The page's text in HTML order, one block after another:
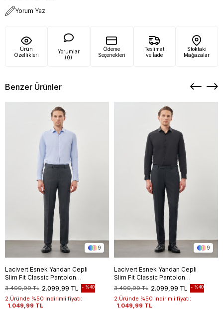
Yorum Yaz
Ürün
Özellikleri
Yorumlar
(0)
Ödeme
Seçenekleri
Teslimat
ve İade
Stoktaki
Mağazalar
Benzer Ürünler
9
Lacivert Esnek Yandan Cepli
Slim Fit Classic Pantolon
1003245209 2.099,99 TL
3.499,99 TL %40
2.Üründe %50 indirimli fiyatı:
1.049,99 TL
9
Lacivert Esnek Yandan Cepli
Slim Fit Classic Pantolon
1003245209 2.099,99 TL
3.499,99 TL %40
2.Üründe %50 indirimli fiyatı:
1.049,99 TL